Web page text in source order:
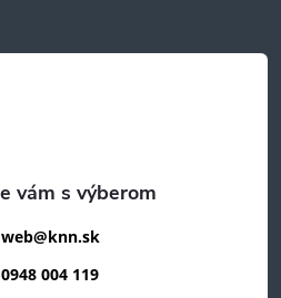
web@knn.sk
0948 004 119